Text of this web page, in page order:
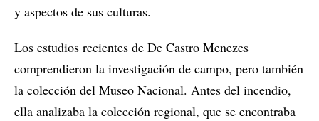
y aspectos de sus culturas.
Los estudios recientes de De Castro Menezes
comprendieron la investigación de campo, pero también
la colección del Museo Nacional. Antes del incendio,
ella analizaba la colección regional, que se encontraba